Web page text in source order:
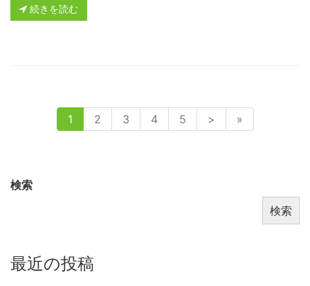
続きを読む
1 2 3 4 5 > »
検索
検索
最近の投稿